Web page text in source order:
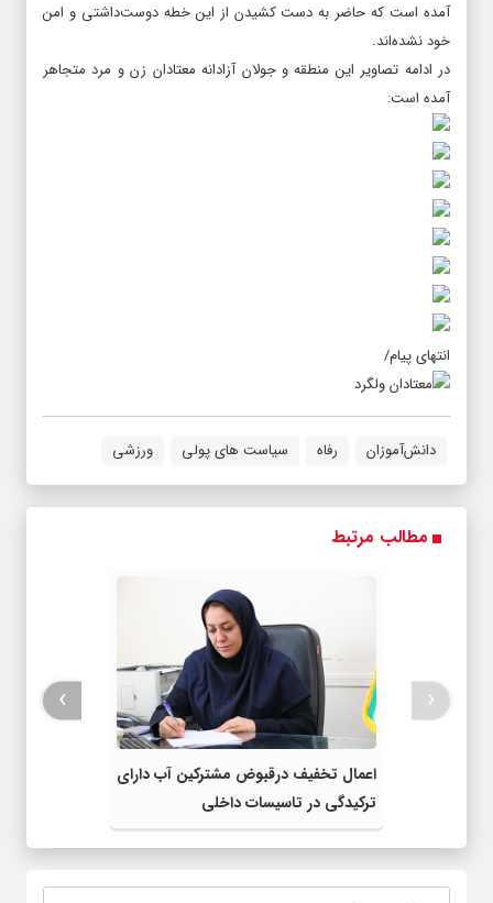
آمده است که حاضر به دست کشیدن از این خطه دوست‌داشتی و امن
خود نشده‌اند.
در ادامه تصاویر این منطقه و جولان آزادانه معتادان زن و مرد متجاهر
آمده است:
انتهای پیام/
دانش‌آموزان رفاه سیاست های پولی ورزشی
مطالب مرتبط
اعمال تخفیف درقبوض مشترکین آب دارای
ترکیدگی در تاسیسات داخلی
‹
›